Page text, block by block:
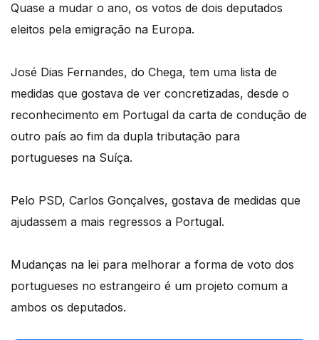
Quase a mudar o ano, os votos de dois deputados
eleitos pela emigração na Europa.
José Dias Fernandes, do Chega, tem uma lista de
medidas que gostava de ver concretizadas, desde o
reconhecimento em Portugal da carta de condução de
outro país ao fim da dupla tributação para
portugueses na Suíça.
Pelo PSD, Carlos Gonçalves, gostava de medidas que
ajudassem a mais regressos a Portugal.
Mudanças na lei para melhorar a forma de voto dos
portugueses no estrangeiro é um projeto comum a
ambos os deputados.